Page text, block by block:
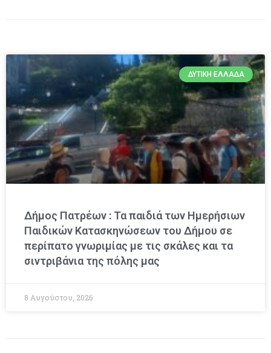
ΔΥΤΙΚΉ ΕΛΛΆΔΑ
Δήμος Πατρέων : Τα παιδιά των Ημερήσιων
Παιδικών Κατασκηνώσεων του Δήμου σε
περίπατο γνωριμίας με τις σκάλες και τα
σιντριβάνια της πόλης μας
8 Αυγούστου, 2026